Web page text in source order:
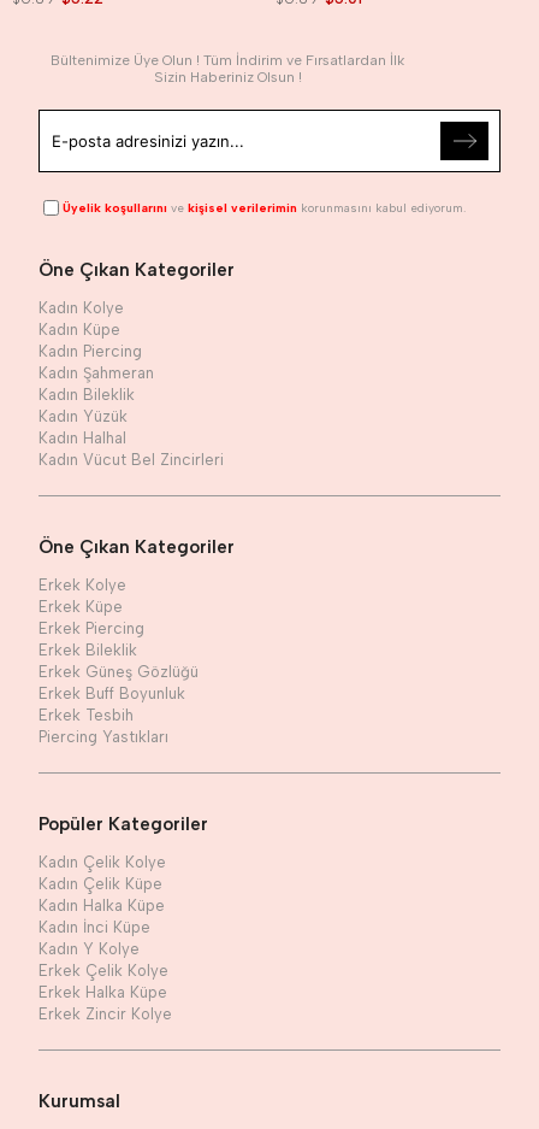
Bültenimize Üye Olun ! Tüm İndirim ve Fırsatlardan İlk
Sizin Haberiniz Olsun !
Üyelik koşullarını vekişisel verilerimin korunmasını kabul ediyorum.
Öne Çıkan Kategoriler
Kadın Kolye
Kadın Küpe
Kadın Piercing
Kadın Şahmeran
Kadın Bileklik
Kadın Yüzük
Kadın Halhal
Kadın Vücut Bel Zincirleri
Öne Çıkan Kategoriler
Erkek Kolye
Erkek Küpe
Erkek Piercing
Erkek Bileklik
Erkek Güneş Gözlüğü
Erkek Buff Boyunluk
Erkek Tesbih
Piercing Yastıkları
Popüler Kategoriler
Kadın Çelik Kolye
Kadın Çelik Küpe
Kadın Halka Küpe
Kadın İnci Küpe
Kadın Y Kolye
Erkek Çelik Kolye
Erkek Halka Küpe
Erkek Zincir Kolye
Kurumsal